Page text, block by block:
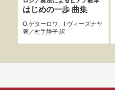
はじめの一歩 曲集
O.ゲターロワ、
I.ヴィーズナヤ
著／村手静子訳